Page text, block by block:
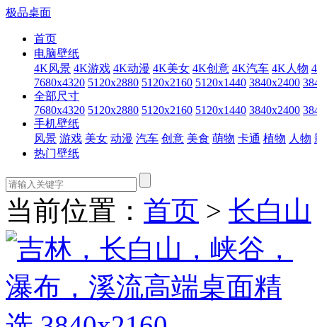
极品桌面
首页
电脑壁纸
4K风景 4K游戏 4K动漫 4K美女 4K创意 4K汽车 4K人物
7680x4320 5120x2880 5120x2160 5120x1440 3840x2400
全部尺寸
7680x4320 5120x2880 5120x2160 5120x1440 3840x2400
手机壁纸
风景 游戏 美女 动漫 汽车 创意 美食 萌物 卡通 植物 人物
热门壁纸
当前位置： 首页 > 长白山